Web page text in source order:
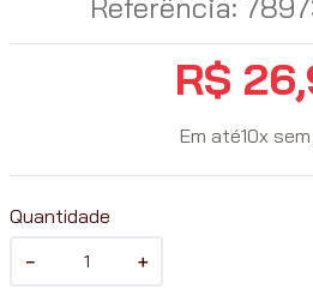
R$ 26,
Em até10x
Quantidade
＋
－